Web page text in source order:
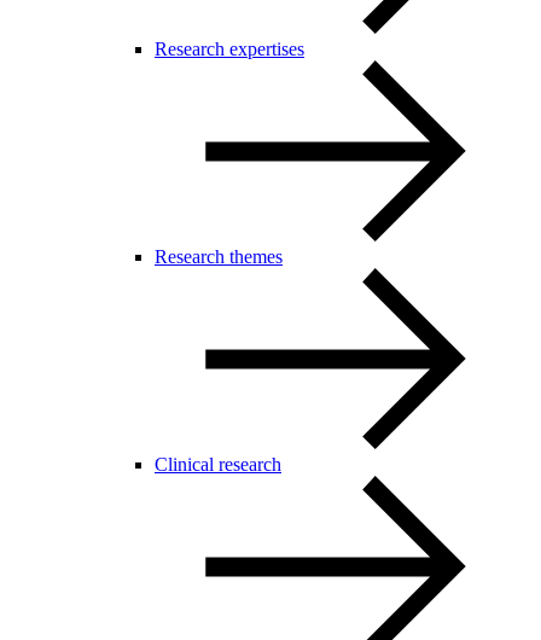
Research expertises
Research themes
Clinical research